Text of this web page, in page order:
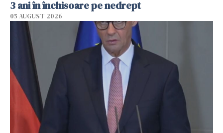
3 ani în închisoare pe nedrept
05 AUGUST 2026